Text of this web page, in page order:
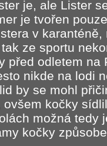
je, ale Lister
je tvořen
v
ze sportu
před odletem
nikde na lodi
by se mohl
ovšem kočky
možná tedy
kočky